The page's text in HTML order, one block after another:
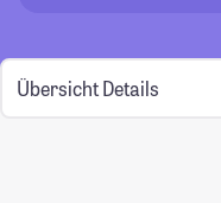
Übersicht Details